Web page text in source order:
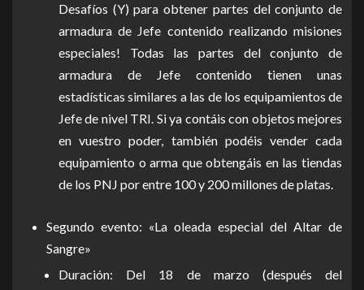
Desafíos (Y) para obtener partes del conjunto de
armadura de Jefe contenido realizando misiones
especiales! Todas las partes del conjunto de
armadura de Jefe contenido tienen unas
estadísticas similares a las de los equipamientos de
Jefe de nivel TRI. Si ya contáis con objetos mejores
en vuestro poder, también podéis vender cada
equipamiento o arma que obtengáis en las tiendas
de los PNJ por entre 100 y 200 millones de platas.
Segundo evento: «La oleada especial del Altar de
Sangre»
Duración: Del 18 de marzo (después del